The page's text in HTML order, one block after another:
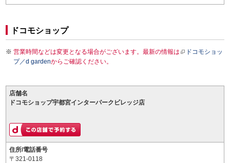
ドコモショップ
営業時間などは変更となる場合がございます。最新の情報は
ドコモショッ
プ／d gardenからご確認ください。
店舗名
ドコモショップ宇都宮インターパークビレッジ店
住所/電話番号
〒321-0118